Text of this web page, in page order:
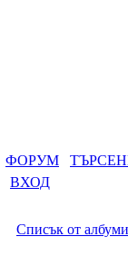
ФОРУМ
ВХОД
Списък от албуми